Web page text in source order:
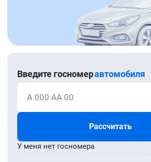
Введите госномеравтомобиля
А 000 АА 00
Рассчитать
У меня нет госномера